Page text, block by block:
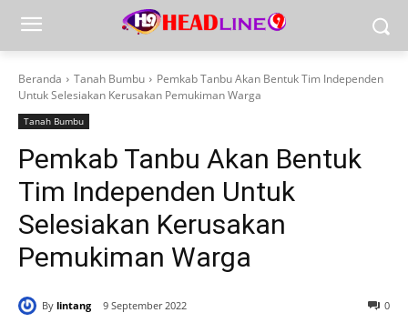
Beranda Tanah Bumbu
Pemkab Tanbu Akan Bentuk Tim Independen
Untuk Selesiakan Kerusakan Pemukiman Warga
Tanah Bumbu
Pemkab Tanbu Akan Bentuk
Tim Independen Untuk
Selesiakan Kerusakan
Pemukiman Warga
By lintang 9 September 2022 0